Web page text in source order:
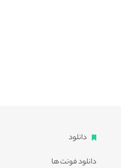
دانلود
دانلود فونت ها